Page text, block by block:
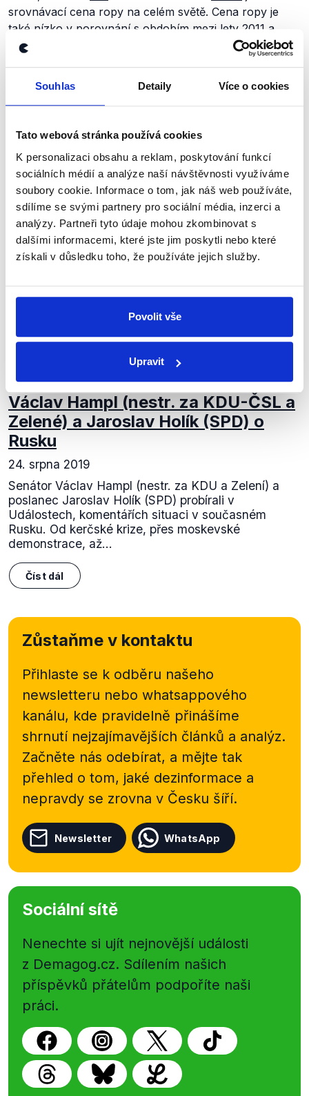
Souhlas Detaily Více o cookies
Tato webová stránka používá cookies
K personalizaci obsahu a reklam, poskytování funkcí
sociálních médií a analýze naší návštěvnosti využíváme
soubory cookie. Informace o tom, jak náš web používáte,
sdílíme se svými partnery pro sociální média, inzerci a
analýzy. Partneři tyto údaje mohou zkombinovat s
dalšími informacemi, které jste jim poskytli nebo které
získali v důsledku toho, že používáte jejich služby.
Povolit vše
Upravit
srovnávací cena ropy na celém světě. Cena ropy je
také nízko v porovnání s obdobím mezi lety 2011 a
2013, kdy se cena pohybovala v rozmezí 88 až 128
Rusku, v porovnání s rokem 2018 klesla. K 16. srpnu
okolo 56 dolarů za barel.
přetrvávajícím obavám ohledně budoucího vývoje
Výrok jsme zmínili
Václav Hampl (nestr. za KDU-ČSL a
Zelené) a Jaroslav Holík (SPD) o
Rusku
24. srpna 2019
Senátor Václav Hampl (nestr. za KDU a Zelení) a
poslanec Jaroslav Holík (SPD) probírali v
Událostech, komentářích situaci v současném
Rusku. Od kerčské krize, přes moskevské
demonstrace, až...
Číst dál
Zůstaňme v kontaktu
Přihlaste se k odběru našeho
newsletteru nebo whatsappového
kanálu, kde pravidelně přinášíme
shrnutí nejzajímavějších článků a analýz.
Začněte nás odebírat, a mějte tak
přehled o tom, jaké dezinformace a
nepravdy se zrovna v Česku šíří.
Newsletter WhatsApp
Sociální sítě
Nenechte si ujít nejnovější události
z Demagog.cz. Sdílením našich
příspěvků přátelům podpoříte naši
práci.